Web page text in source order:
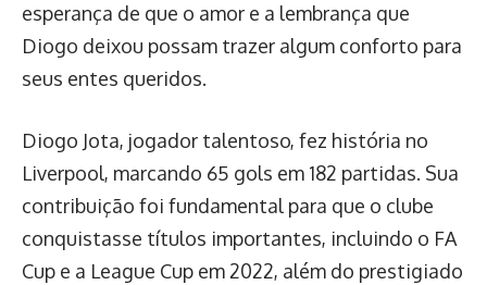
esperança de que o amor e a lembrança que
Diogo deixou possam trazer algum conforto para
seus entes queridos.
Diogo Jota, jogador talentoso, fez história no
Liverpool, marcando 65 gols em 182 partidas. Sua
contribuição foi fundamental para que o clube
conquistasse títulos importantes, incluindo o FA
Cup e a League Cup em 2022, além do prestigiado